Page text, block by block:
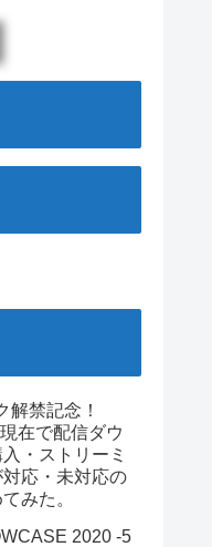
解禁記念！
在で配信ダウ
・ストリーミ
応・未対応の
みた。
2020 -5